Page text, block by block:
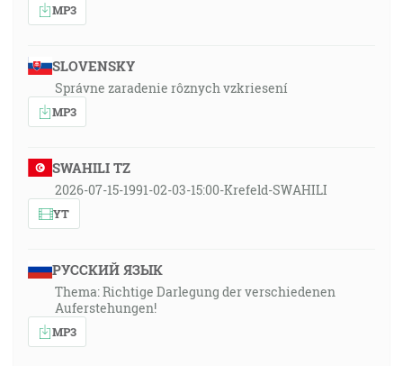
MP3
SLOVENSKY
Správne zaradenie rôznych vzkriesení
MP3
SWAHILI TZ
2026-07-15-1991-02-03-15:00-Krefeld-SWAHILI
YT
РУССКИЙ ЯЗЫК
Thema: Richtige Darlegung der verschiedenen
Auferstehungen!
MP3